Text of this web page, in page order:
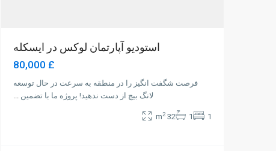
استودیو آپارتمان لوکس در ایسکله
£ 80,000
فرصت شگفت انگیز را در منطقه به سرعت در حال توسعه
لانگ بیچ از دست ندهید! پروژه ما با تضمین ...
1
1
32 m
2